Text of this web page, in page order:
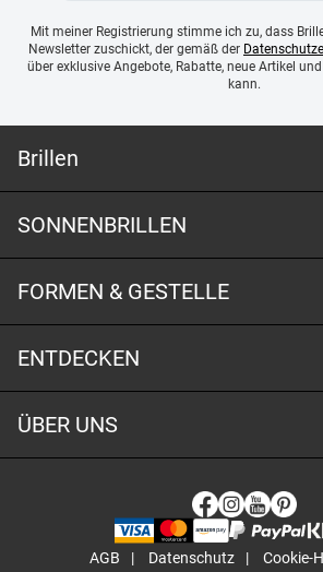
Mit meiner Registrierung stimme ich zu, dass
Newsletter zuschickt, der gemäß der
über exklusive Angebote, Rabatte, neue Artikel
kann.
Brillen
SONNENBRILLEN
FORMEN & GESTELLE
ENTDECKEN
ÜBER UNS
AGB Datenschutz Cookie-